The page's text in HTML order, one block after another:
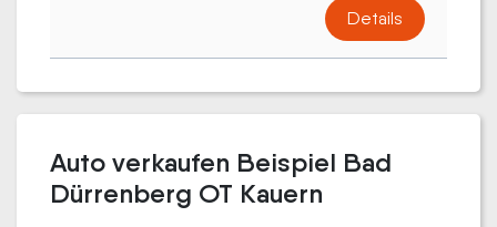
Details
Auto verkaufen Beispiel Bad
Dürrenberg OT Kauern